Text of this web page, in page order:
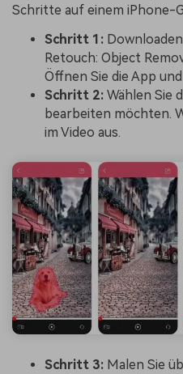
Schritte auf einem iPhone-
Schritt 1:
Retouch: Object
Öffnen Sie die App
Schritt 2: Wählen Sie
bearbeiten möchten.
im Video aus.
Schritt 3: Malen Sie